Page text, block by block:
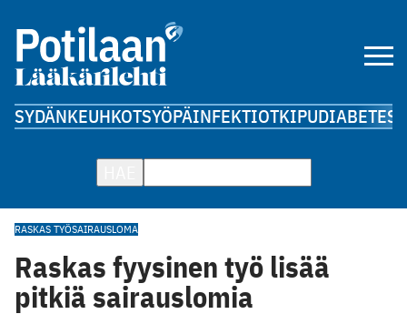
SYDÄNKEUHKOTSYÖPÄINFEKTIOTKIPUDIABETES
RASKAS TYÖSAIRAUSLOMA
Raskas fyysinen työ lisää
pitkiä sairauslomia